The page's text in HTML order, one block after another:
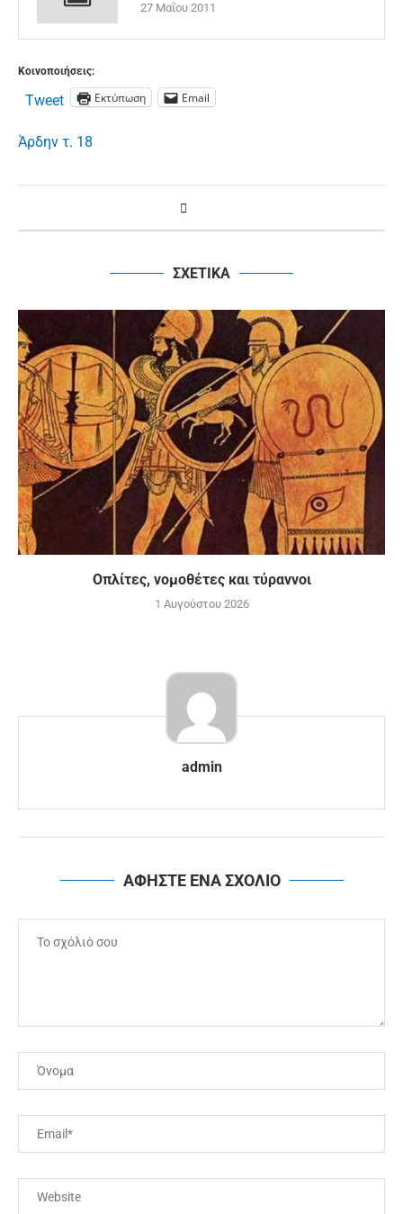
27 Μαΐου 2011
Κοινοποιήσεις:
Tweet Εκτύπωση Email
Άρδην τ. 18
ΣΧΕΤΙΚΑ
Οπλίτες, νομοθέτες και τύραννοι
1 Αυγούστου 2026
admin
ΑΦΗΣΤΕ ΕΝΑ ΣΧΟΛΙΟ